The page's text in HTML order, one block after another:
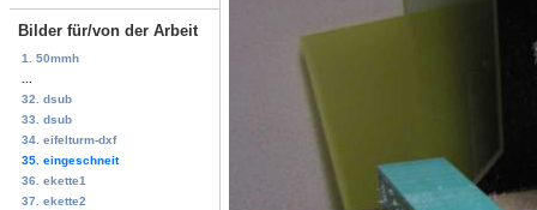
Bilder für/von der Arbeit
1. 50mmh
32. dsub
33. dsub
34. eifelturm-dxf
35. eingeschneit
36. ekette1
37. ekette2